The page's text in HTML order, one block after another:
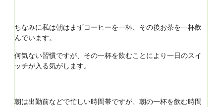
ちなみに私は朝はまずコーヒーを一杯、その後お茶を一杯飲
んでいます。
何気ない習慣ですが、その一杯を飲むことにより一日のスイ
ッチが入る気がします。
朝は出勤前などで忙しい時間帯ですが、朝の一杯を飲む時間